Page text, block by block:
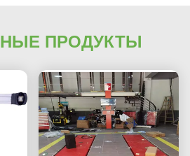
ПРОДУКТЫ